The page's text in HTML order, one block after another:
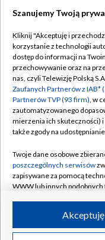
Abonament TVP
Emisja w TVP
Centrum informacji
Naziemna
Rada Programowa
System NOS
Informacje o
Program dla prasy
©2026
Szanujemy Twoją
Kliknij "Akceptuję i
korzystanie z technologii
dostęp do informacji na
przechowywanie oraz na
nas, czyli Telewizję Polską
Zaufanych Partnerów z IAB*
Partnerów TVP (93 firm), w
zautomatyzowanego
mierzenia ich skuteczności)
także zgody na
Twoje dane osobowe
poszczególnych serwisów
zapisywane za pomocą
WWW lub innych
ruchu w Internecie.